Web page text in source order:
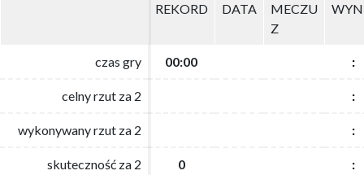
REKORD DATA
MECZU
Z
czas gry 00:00 :
celny rzut za 2 :
wykonywany rzut za 2 :
skuteczność za 2 0 :
REKORD DATA
MECZU
Z
czas gry 00:00 :
celny rzut za 2 :
wykonywany rzut za 2 :
skuteczność za 2 0 :